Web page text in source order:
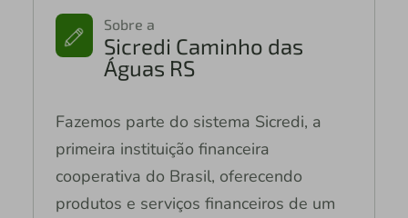
Sobre a
Sicredi Caminho das
Águas RS
Fazemos parte do sistema Sicredi, a
primeira instituição financeira
cooperativa do Brasil, oferecendo
produtos e serviços financeiros de um